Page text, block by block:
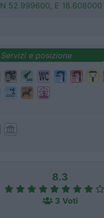
N 52.999600, E 18.608000
Servizi e posizione
8.3
3 Voti